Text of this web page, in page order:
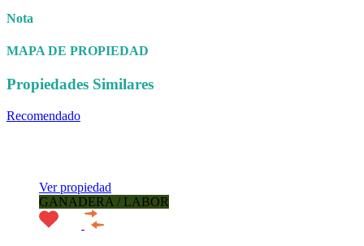
Nota
MAPA DE PROPIEDAD
Propiedades Similares
Recomendado
Ver propiedad
GANADERA / LABOR